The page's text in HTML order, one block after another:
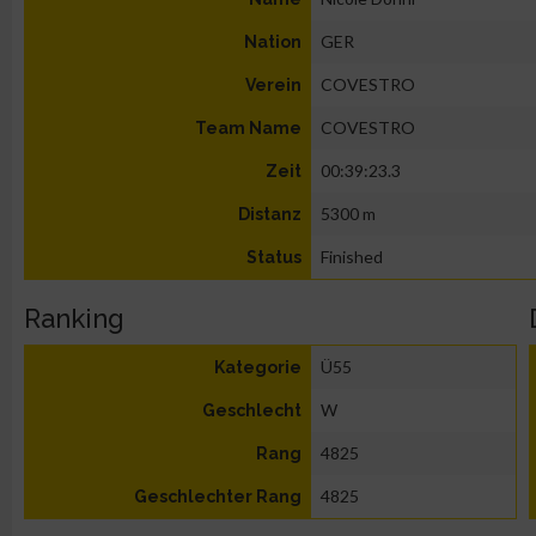
Nation GER
Verein COVESTRO
Team Name COVESTRO
Zeit 00:39:23.3
Distanz 5300 m
Status Finished
Ranking
Kategorie Ü55
Geschlecht W
Rang 4825
Geschlechter Rang 4825